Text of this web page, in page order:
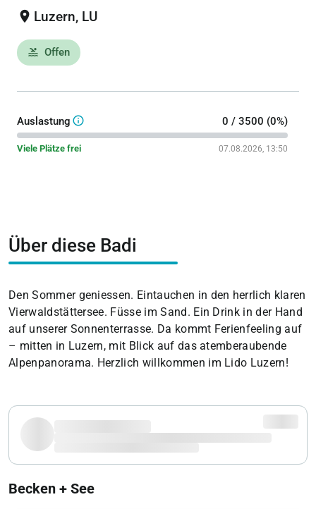
location_on Luzern, LU
pool Offen
Auslastung info_outline 0 / 3500 (0%)
Viele Plätze frei 07.08.2026, 13:50
Über diese Badi
Den Sommer geniessen. Eintauchen in den herrlich klaren
Vierwaldstättersee. Füsse im Sand. Ein Drink in der Hand
auf unserer Sonnenterrasse. Da kommt Ferienfeeling auf
– mitten in Luzern, mit Blick auf das atemberaubende
Alpenpanorama. Herzlich willkommen im Lido Luzern!
Becken + See